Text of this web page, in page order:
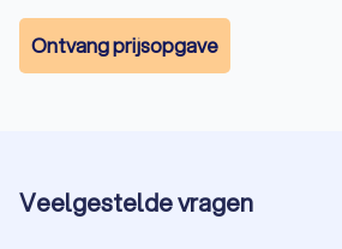
Ontvang prijsopgave
Veelgestelde vragen